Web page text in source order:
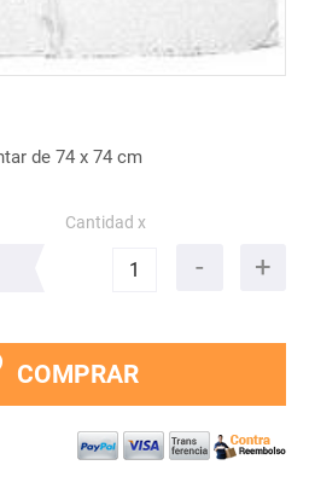
de 74 x 74 cm
Cantidad x
COMPRAR